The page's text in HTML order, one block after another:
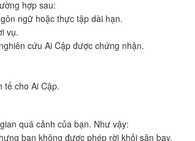
hợp sau:
ngữ hoặc thực tập dài hạn.
vụ.
cứu Ai Cập được chứng nhận.
tế cho Ai Cập.
quá cảnh của bạn. Như vậy:
bạn không được phép rời khỏi sân bay.